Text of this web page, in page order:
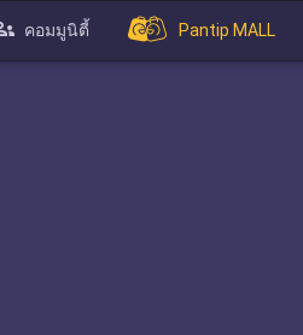
คอมมูนิตี้ Pantip MALL